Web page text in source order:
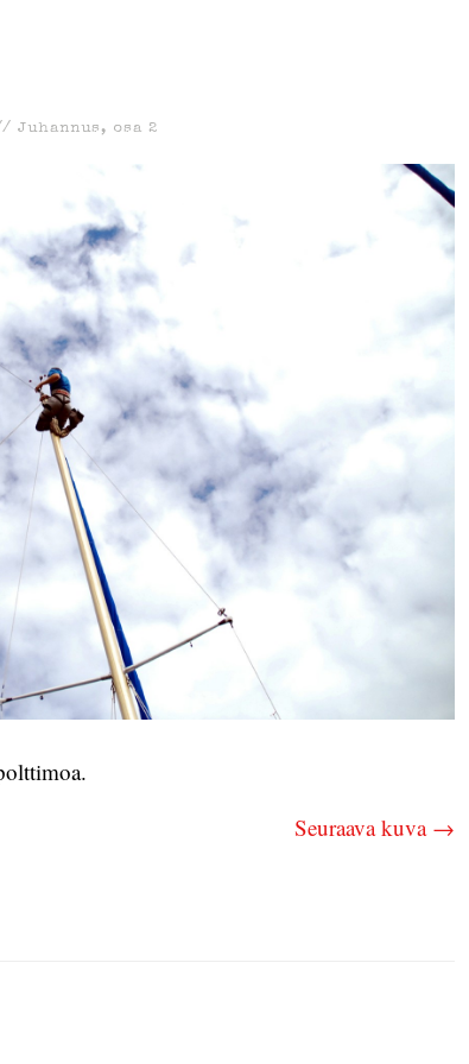
Juhannus, osa 2
Seuraava kuva →